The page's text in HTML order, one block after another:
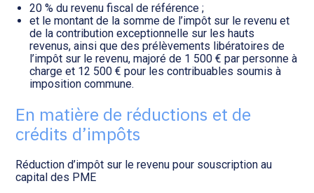
20 % du revenu fiscal de référence ;
et le montant de la somme de l’impôt sur le revenu et
de la contribution exceptionnelle sur les hauts
revenus, ainsi que des prélèvements libératoires de
l’impôt sur le revenu, majoré de 1 500 € par personne à
charge et 12 500 € pour les contribuables soumis à
imposition commune.
En matière de réductions et de
crédits d’impôts
Réduction d’impôt sur le revenu pour souscription au
capital des PME